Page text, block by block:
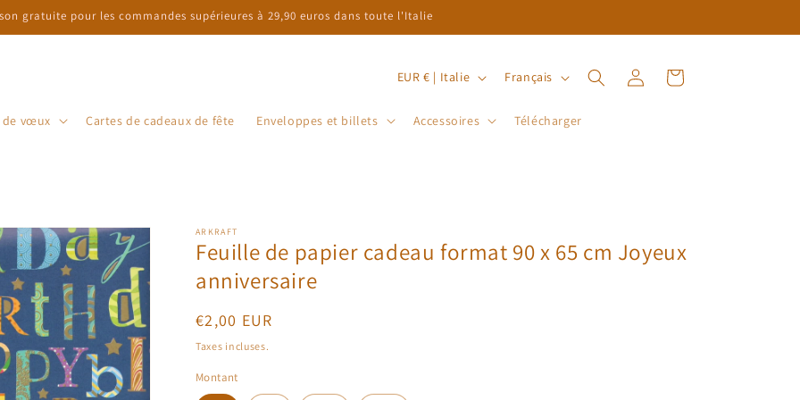
gratuite pour les commandes supérieures à 29,90 euros dans toute l'Italie
de vœux Cartes de cadeaux de fête Enveloppes et billets Accessoires Télécharger
y
é
g
EUR € | Italie
n
Français Connexion Panier
ARKRAFT
Feuille de papier cadeau format 90 x 65 cm Joyeux
anniversaire
Prix
habituel
€2,00 EUR
Taxes incluses.
Montant